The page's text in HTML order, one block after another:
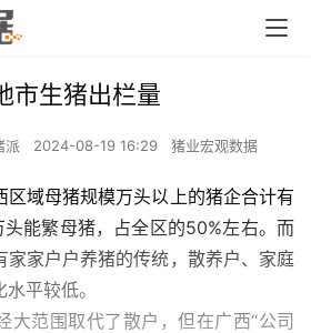
市生猪出栏量
派 2024-08-19 16:29 猪业宏观数据
区域母猪规模万头以上的猪企合计有
能繁母猪，占全区的50%左右。而
家家户户养猪的传统，散养户、家庭
平较低。
大范围取代了散户，但在广西“公司